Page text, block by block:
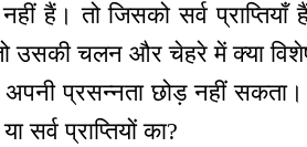
हैं। तो जिसको सर्व
उसकी चलन और चेहरे में क्या
अपनी प्रसन्नता छोड़ नहीं
सर्व प्राप्तियों का?